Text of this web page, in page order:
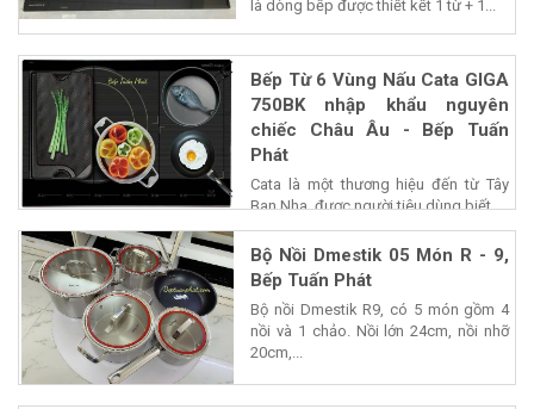
là dòng bếp được thiết kết 1 từ + 1...
Bếp Từ 6 Vùng Nấu Cata GIGA
750BK nhập khẩu nguyên
chiếc Châu Âu - Bếp Tuấn
Phát
Cata là một thương hiệu đến từ Tây
Ban Nha, được người tiêu dùng biết...
Bộ Nồi Dmestik 05 Món R - 9,
Bếp Tuấn Phát
Bộ nồi Dmestik R9, có 5 món gồm 4
nồi và 1 chảo. Nồi lớn 24cm, nồi nhỡ
20cm,...